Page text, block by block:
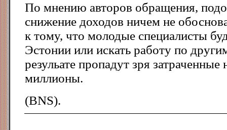
По мнению авторов обращения,
снижение доходов ничем не
к тому, что молодые специалисты
Эстонии или искать работу по
резульате пропадут зря затраченные
миллионы.
(BNS).